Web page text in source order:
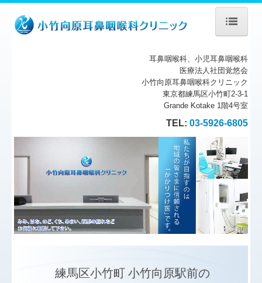
地図、交通案内
採用情報
耳鼻咽喉科、小児耳鼻咽喉科
医療法人社団覚悠会
小竹向原耳鼻咽喉科クリニック
東京都練馬区小竹町2-3-1
Grande Kotake 1階4号室
TEL: 03-5926-6805
練馬区小竹町 小竹向原駅前の